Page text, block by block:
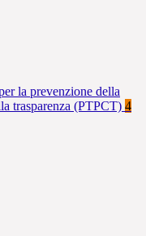
la prevenzione della
trasparenza (PTPCT) 4